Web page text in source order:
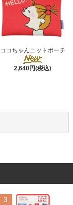
ココちゃんニットポーチ
2,640円(税込)
3